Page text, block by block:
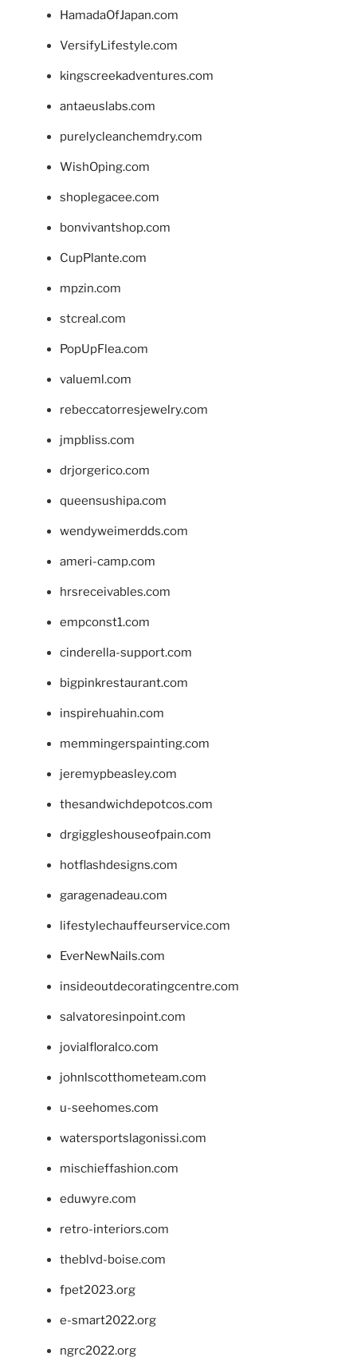
HamadaOfJapan.com
VersifyLifestyle.com
kingscreekadventures.com
antaeuslabs.com
purelycleanchemdry.com
WishOping.com
shoplegacee.com
bonvivantshop.com
CupPlante.com
mpzin.com
stcreal.com
PopUpFlea.com
valueml.com
rebeccatorresjewelry.com
jmpbliss.com
drjorgerico.com
queensushipa.com
wendyweimerdds.com
ameri-camp.com
hrsreceivables.com
empconst1.com
cinderella-support.com
bigpinkrestaurant.com
inspirehuahin.com
memmingerspainting.com
jeremypbeasley.com
thesandwichdepotcos.com
drgiggleshouseofpain.com
hotflashdesigns.com
garagenadeau.com
lifestylechauffeurservice.com
EverNewNails.com
insideoutdecoratingcentre.com
salvatoresinpoint.com
jovialfloralco.com
johnlscotthometeam.com
u-seehomes.com
watersportslagonissi.com
mischieffashion.com
eduwyre.com
retro-interiors.com
theblvd-boise.com
fpet2023.org
e-smart2022.org
ngrc2022.org